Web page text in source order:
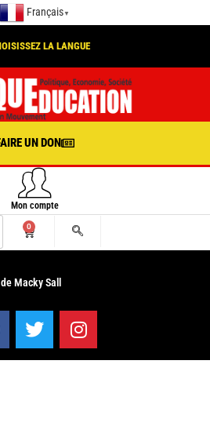
Français ▼
LA LANGUE
UN DON
Mon compte
0
Macky Sall